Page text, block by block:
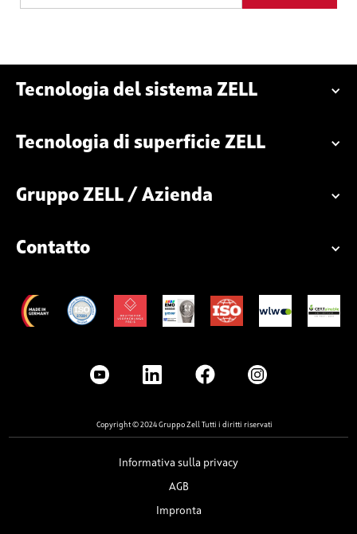
Tecnologia del sistema ZELL
Tecnologia di superficie ZELL
Gruppo ZELL / Azienda
Contatto
Copyright © 2024 Gruppo Zell Tutti i diritti riservati
Informativa sulla privacy
AGB
Impronta